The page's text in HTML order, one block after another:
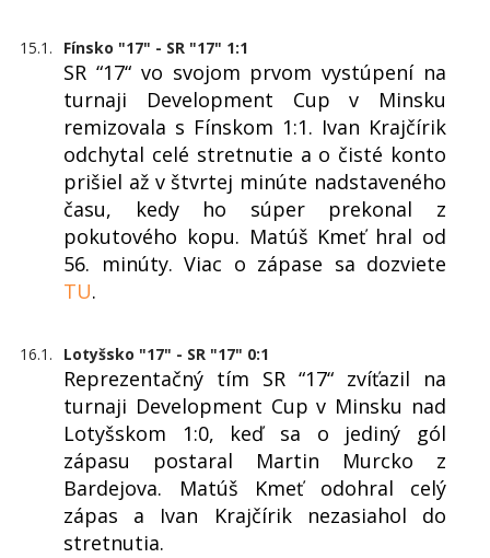
15.1. Fínsko "17" - SR "17" 1:1
SR “17“ vo svojom prvom vystúpení na
turnaji Development Cup v Minsku
remizovala s Fínskom 1:1. Ivan Krajčírik
odchytal celé stretnutie a o čisté konto
prišiel až v štvrtej minúte nadstaveného
času, kedy ho súper prekonal z
pokutového kopu. Matúš Kmeť hral od
56. minúty. Viac o zápase sa dozviete
TU.
16.1. Lotyšsko "17" - SR "17" 0:1
Reprezentačný tím SR “17“ zvíťazil na
turnaji Development Cup v Minsku nad
Lotyšskom 1:0, keď sa o jediný gól
zápasu postaral Martin Murcko z
Bardejova. Matúš Kmeť odohral celý
zápas a Ivan Krajčírik nezasiahol do
stretnutia.